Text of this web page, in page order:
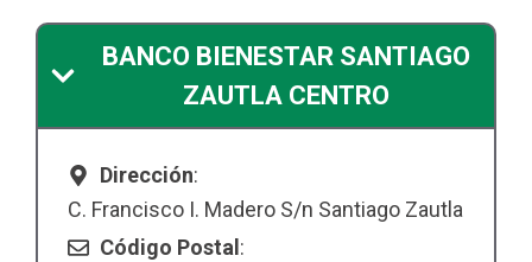
BANCO BIENESTAR SANTIAGO
ZAUTLA CENTRO
Dirección:
C. Francisco I. Madero S/n Santiago Zautla
Código Postal :